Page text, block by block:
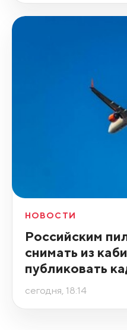
НОВОСТИ
Российским
снимать из
публиковать
сегодня, 18:14